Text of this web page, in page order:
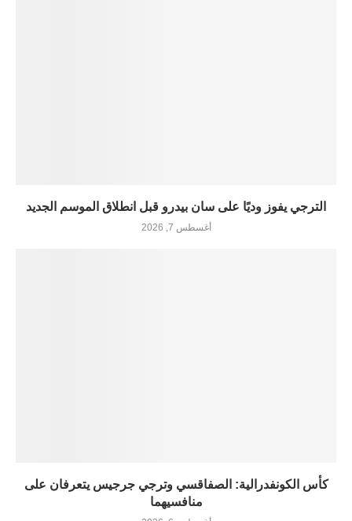
الترجي يفوز وديًا على سان بيدرو قبل انطلاق الموسم الجديد
أغسطس 7, 2026
كأس الكونفدرالية: الصفاقسي وترجي جرجيس يتعرفان على
منافسيهما